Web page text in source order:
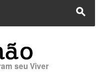
s
seu Viver